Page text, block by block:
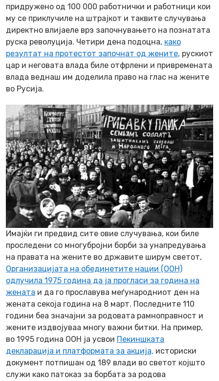
придружено од 100 000 работнички и работници кои
му се приклучиле на штрајкот и таквите случувања
директно влијаеле врз започнувањето на познатата
руска револуција. Четири дена подоцна, како
резултат на протестот започнат од жените, рускиот
цар и неговата влада биле отфрлени и привремената
влада веднаш им доделила право на глас на жените
во Русија.
Имајќи ги предвид сите овие случувања, кои биле
проследени со многубројни борби за унапредувања
на правата на жените во државите ширум светот,
Организацијата на обединетите нации (ООН)
одлучила 1975 година да ја прогласи за година на
жената и да го прославува меѓународниот ден на
жената секоја година на 8 март. Последните 110
години беа значајни за родовата рамноправност и
жените издвојуваа многу важни битки. На пример,
во 1995 година ООН ја усвои Пекиншката
декларација и платформата за акција, историски
документ потпишан од 189 влади во светот којшто
служи како патоказ за борбата за родова